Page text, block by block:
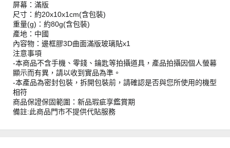
屏幕：滿版
尺寸：約20x10x1cm(含包裝)
重量(g)：約80g(含包裝)
產地：中國
內容物：邊框膠3D曲面滿版玻璃貼x1
注意事項
-本商品不含手機、零錢、鑰匙等拍攝道具，產品拍攝因個人螢幕
顯示而有異，請以收到實品為準。
-本產品為密封包裝，拆開包裝前，請確認是否與您所使用的機型
相符
商品保證保固範圍：新品瑕疵享鑑賞期
備註:此商品門市不提供代貼服務